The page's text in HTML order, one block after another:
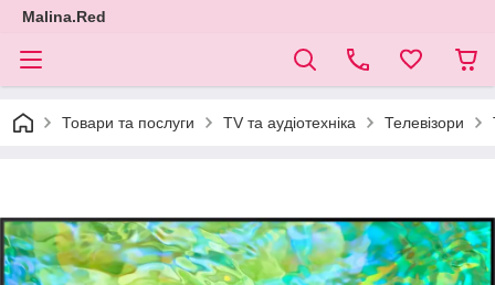
Malina.Red
Товари та послуги TV та аудіотехніка Телевізори